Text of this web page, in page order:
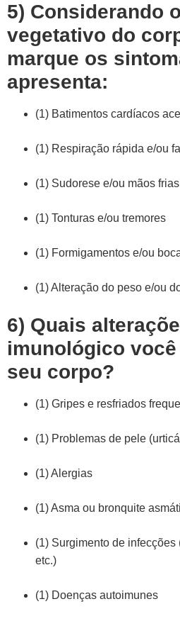
5) Considerando
vegetativo do
marque os
apresenta:
(1) Batimentos cardíacos
(1) Respiração rápida e/ou
(1) Sudorese e/ou mãos frias
(1) Tonturas e/ou tremores
(1) Formigamentos e/ou
(1) Alteração do peso e/ou
6) Quais
imunológico
seu corpo?
(1) Gripes e resfriados
(1) Problemas de pele
(1) Alergias
(1) Asma ou bronquite
(1) Surgimento de
etc.)
(1) Doenças autoimunes